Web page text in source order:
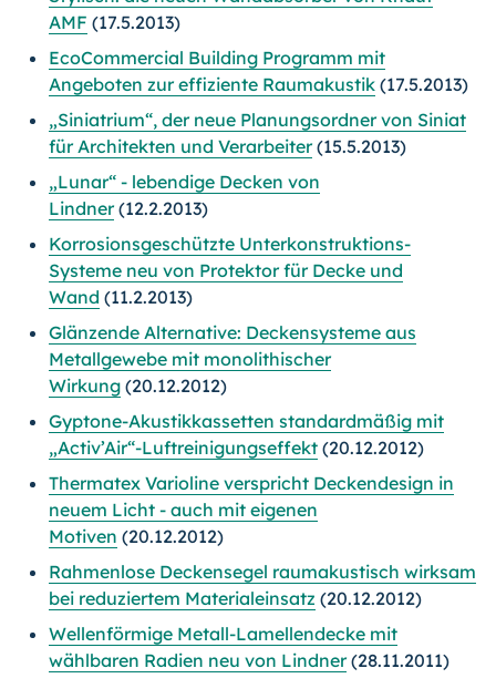
AMF (17.5.2013)
EcoCommercial Building Programm mit
Angeboten zur effiziente Raumakustik (17.5.2013)
„Siniatrium“, der neue Planungsordner von Siniat
für Architekten und Verarbeiter(15.5.2013)
„Lunar“ - lebendige Decken von
Lindner(12.2.2013)
Korrosionsgeschützte Unterkonstruktions-
Systeme neu von Protektor für Decke und
Wand (11.2.2013)
Glänzende Alternative: Deckensysteme aus
Metallgewebe mit monolithischer
Wirkung (20.12.2012)
Gyptone-Akustikkassetten standardmäßig mit
„Activ’Air“-Luftreinigungseffekt (20.12.2012)
Thermatex Varioline verspricht Deckendesign in
neuem Licht - auch mit eigenen
Motiven (20.12.2012)
Rahmenlose Deckensegel raumakustisch wirksam
bei reduziertem Materialeinsatz (20.12.2012)
Wellenförmige Metall-Lamellendecke mit
wählbaren Radien neu von Lindner(28.11.2011)